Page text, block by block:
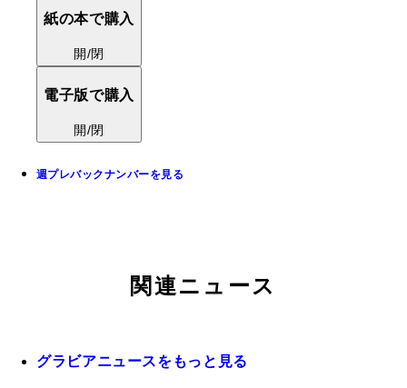
紙の本で購入
開/閉
電子版で購入
開/閉
週プレバックナンバーを見る
関連ニュース
グラビアニュースをもっと見る